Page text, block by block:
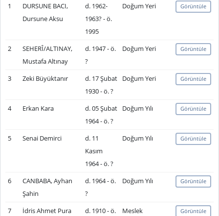
1
DURSUNE BACI,
Dursune Aksu
d. 1962-
1963? - ö.
1995
Doğum Yeri Görüntüle
2
SEHERÎ/ALTINAY,
Mustafa Altınay
d. 1947 - ö.
?
Doğum Yeri Görüntüle
3 Zeki Büyüktanır
d. 17 Şubat
1930 - ö. ?
Doğum Yeri Görüntüle
4 Erkan Kara
d. 05 Şubat
1964 - ö. ?
Doğum Yılı Görüntüle
5 Senai Demirci
d. 11
Kasım
1964 - ö. ?
Doğum Yılı Görüntüle
6
CANBABA, Ayhan
Şahin
d. 1964 - ö.
?
Doğum Yılı Görüntüle
7 İdris Ahmet Pura
d. 1910 - ö.
Meslek Görüntüle